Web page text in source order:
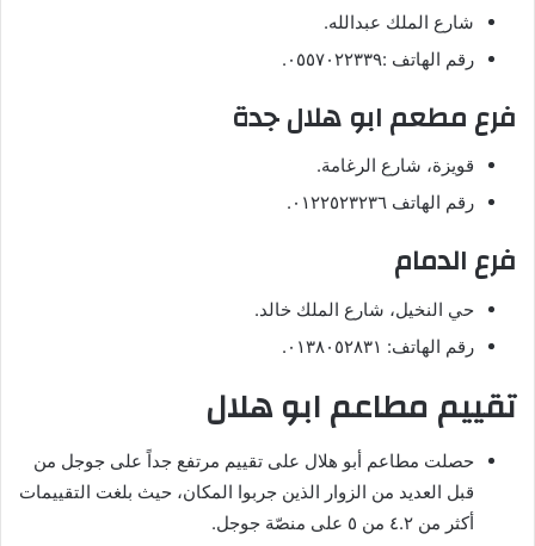
شارع الملك عبدالله.
رقم الهاتف :٠٥٥٧٠٢٢٣٣٩.
فرع مطعم ابو هلال جدة
قويزة، شارع الرغامة.
رقم الهاتف ٠١٢٢٥٢٣٢٣٦.
فرع الدمام
حي النخيل، شارع الملك خالد.
رقم الهاتف: ٠١٣٨٠٥٢٨٣١.
تقييم مطاعم ابو هلال
حصلت مطاعم أبو هلال على تقييم مرتفع جداً على جوجل من
قبل العديد من الزوار الذين جربوا المكان، حيث بلغت التقييمات
أكثر من ٤.٢ من ٥ على منصّة جوجل.